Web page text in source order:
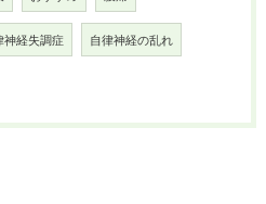
神経失調症 自律神経の乱れ